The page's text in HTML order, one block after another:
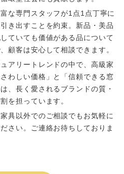
な専門スタッフが1点1点丁寧に
き出すことを約束。新品・美品
ていても価値がある品について
顧客は安心して相談できます。​
アリートレンドの中で、高級家
わしい価格」と「信頼できる窓
、長く愛されるブランドの質・
を担っています。​
具以外でのご相談でもお気軽に
さい。ご連絡お待ちしておりま